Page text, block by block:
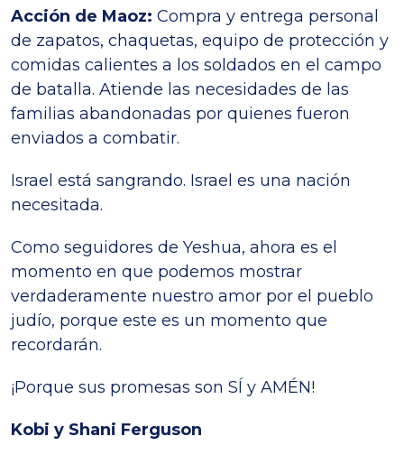
Acción de Maoz: Compra y entrega personal
de zapatos, chaquetas, equipo de protección y
comidas calientes a los soldados en el campo
de batalla. Atiende las necesidades de las
familias abandonadas por quienes fueron
enviados a combatir.
Israel está sangrando. Israel es una nación
necesitada.
Como seguidores de Yeshua, ahora es el
momento en que podemos mostrar
verdaderamente nuestro amor por el pueblo
judío, porque este es un momento que
recordarán.
¡Porque sus promesas son SÍ y AMÉN!
Kobi y Shani Ferguson